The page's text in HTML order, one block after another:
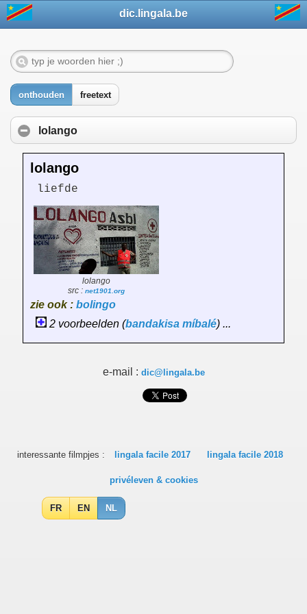
dic.lingala.be
onthouden freetext
lolango
lolango
liefde
lolango
src : net1901.org
zie ook : bolingo
2 voorbeelden (bandakisa míbalé) ...
e-mail : dic@lingala.be
interessante filmpjes : lingala facile 2017 lingala facile 2018
privéleven & cookies
FR EN NL